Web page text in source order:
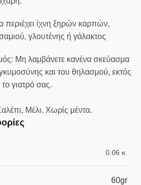
περιέχει ίχνη ξηρών καρπών,
γλουτένης ή γάλακτος
Μη λαμβάνετε κανένα σκεύασμα
και του θηλασμού, εκτός
γιατρό σας.
Μέλι. Χωρίς μέντα.
0.06 κ.
60gr